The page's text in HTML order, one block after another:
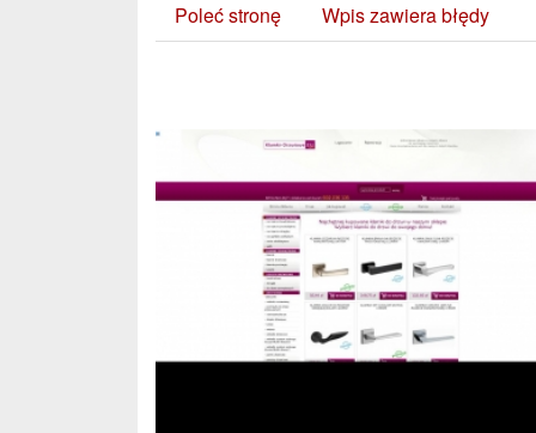
Poleć stronę Wpis zawiera błędy